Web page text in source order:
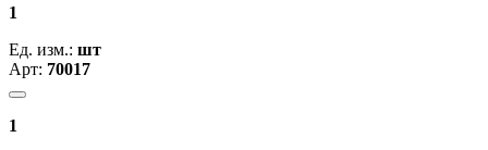
1
Ед. изм.: шт
Арт: 70017
1